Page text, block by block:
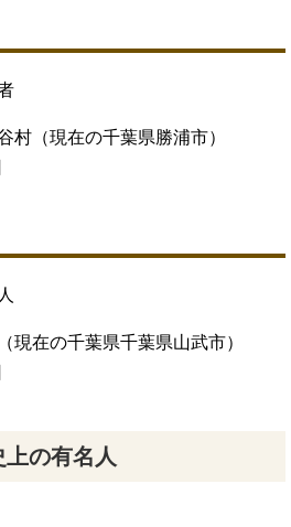
村（現在の千葉県勝浦市）
現在の千葉県千葉県山武市）
の有名人